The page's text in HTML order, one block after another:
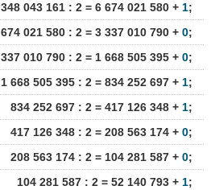
043 161 : 2 = 6 674 021 580 + 1;
021 580 : 2 = 3 337 010 790 + 0;
010 790 : 2 = 1 668 505 395 + 0;
1 668 505 395 : 2 = 834 252 697 + 1;
834 252 697 : 2 = 417 126 348 + 1;
417 126 348 : 2 = 208 563 174 + 0;
208 563 174 : 2 = 104 281 587 + 0;
104 281 587 : 2 = 52 140 793 + 1;